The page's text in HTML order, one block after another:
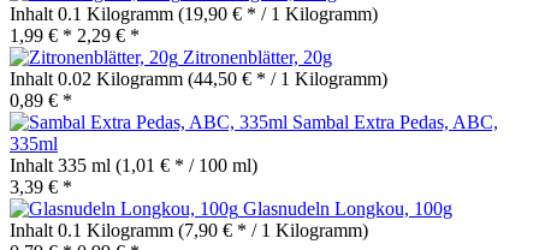
Inhalt 0.1 Kilogramm (19,90 € * / 1 Kilogramm)
1,99 € * 2,29 € *
Zitronenblätter, 20g
Inhalt 0.02 Kilogramm (44,50 € * / 1 Kilogramm)
0,89 € *
Sambal Extra Pedas, ABC,
335ml
Inhalt 335 ml (1,01 € * / 100 ml)
3,39 € *
Glasnudeln Longkou, 100g
Inhalt 0.1 Kilogramm (7,90 € * / 1 Kilogramm)